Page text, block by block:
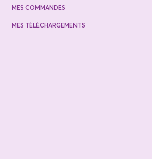
MES COMMANDES
MES TÉLÉCHARGEMENTS